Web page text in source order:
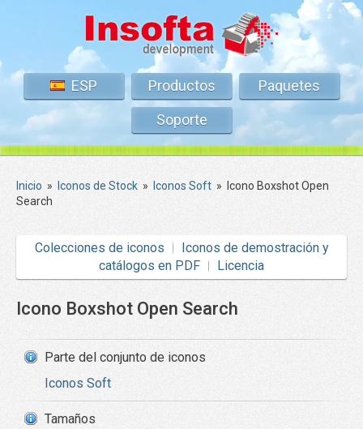
ESP Productos
Paquetes
Soporte
Inicio » Iconos de Stock » Iconos Soft »
Icono Boxshot Open
Search
Colecciones de iconos
Iconos de demostración y
catálogos en PDF
Licencia
Icono Boxshot Open Search
Parte del conjunto de iconos
Iconos Soft
Tamaños